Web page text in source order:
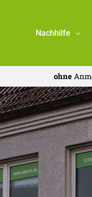
Nachhilfe
ohne